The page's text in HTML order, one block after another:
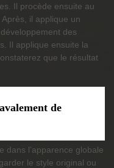
Il procède ensuite au
il applique un
des
Il applique ensuite la
que le résultat
de
dans l’apparence globale
le style original ou